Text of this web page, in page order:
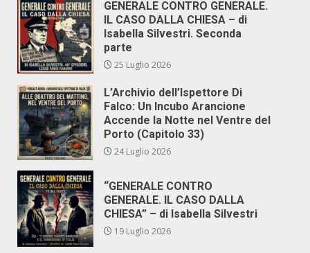
GENERALE CONTRO GENERALE.
IL CASO DALLA CHIESA – di
Isabella Silvestri. Seconda
parte
25 Luglio 2026
L’Archivio dell’Ispettore Di
Falco: Un Incubo Arancione
Accende la Notte nel Ventre del
Porto (Capitolo 33)
24 Luglio 2026
“GENERALE CONTRO
GENERALE. IL CASO DALLA
CHIESA” – di Isabella Silvestri
19 Luglio 2026